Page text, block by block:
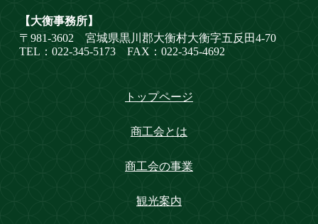
【大衡事務所】
〒981-3602 宮城県黒川郡大衡村大衡字五反田4-70
TEL：022-345-5173 FAX：022-345-4692
トップページ
商工会とは
商工会の事業
観光案内